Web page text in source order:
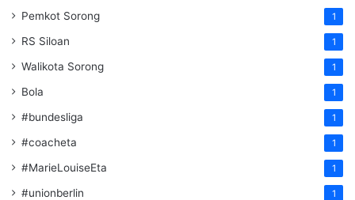
Pemkot Sorong 1
RS Siloan 1
Walikota Sorong 1
Bola 1
#bundesliga 1
#coacheta 1
#MarieLouiseEta 1
#unionberlin 1